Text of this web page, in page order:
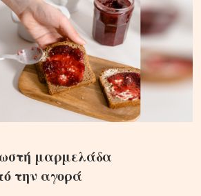
μαρμελάδα
την αγορά